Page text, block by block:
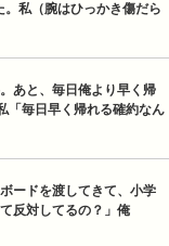
。私（腕はひっかき傷だら
あと、毎日俺より早く帰
「毎日早く帰れる確約なん
ードを渡してきて、小学
反対してるの？」俺